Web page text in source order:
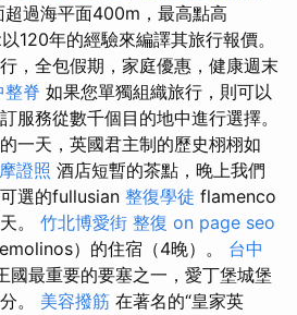
過海平面400m，最高點高
120年的經驗來編譯其旅行報價。
，全包假期，家庭優惠，健康週末
整脊 如果您單獨組織旅行，則可以
服務從數千個目的地中進行選擇。
一天，英國君主制的歷史栩栩如
證照 酒店短暫的茶點，晚上我們
選的fullusian 整復學徒 flamenco
。 竹北博愛街 整復 on page seo
）的住宿（4晚）。 台中
國最重要的要塞之一，愛丁堡城堡
。 美容撥筋 在著名的“皇家英